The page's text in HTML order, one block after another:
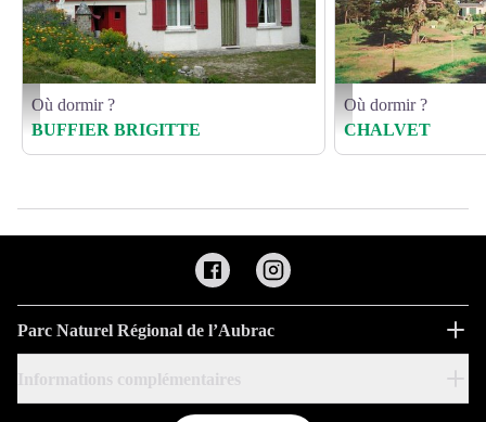
HLOLAR0480009491_0 - Buffier
Où dormir ?
BUFFIER BRIGITTE
GMA097P01 - ©
Où dormir ?
CHALVET
Parc Naturel Régional de l’Aubrac
Informations complémentaires